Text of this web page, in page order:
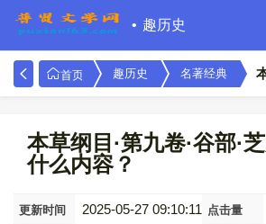
趣历史
首页 趣历史 名著经典
本草纲目·第九卷·谷部·
什么内容？
更新时间 2025-05-27 09:10:11 点击量